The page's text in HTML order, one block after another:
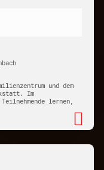
und dem
Im
lernen,